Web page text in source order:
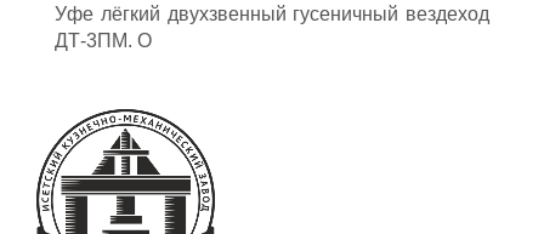
Уфе лёгкий двухзвенный гусеничный вездеход
ДТ-3ПМ. О